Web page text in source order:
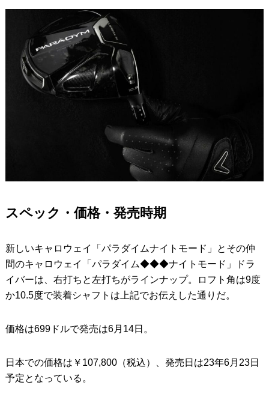
スペック・価格・発売時期
新しいキャロウェイ「パラダイムナイトモード」とその仲
間のキャロウェイ「パラダイム◆◆◆ナイトモード」ドラ
イバーは、右打ちと左打ちがラインナップ。ロフト角は9度
か10.5度で装着シャフトは上記でお伝えした通りだ。
価格は699ドルで発売は6月14日。
日本での価格は￥107,800（税込）、発売日は23年6月23日
予定となっている。